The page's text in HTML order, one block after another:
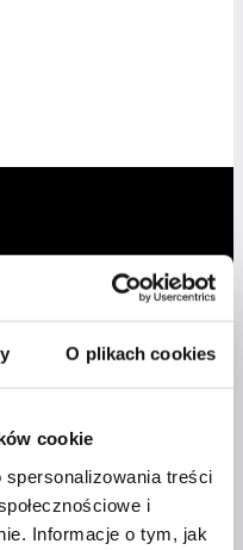
O plikach cookies
cookie
treści
i
Informacje o tym, jak
Szpilka